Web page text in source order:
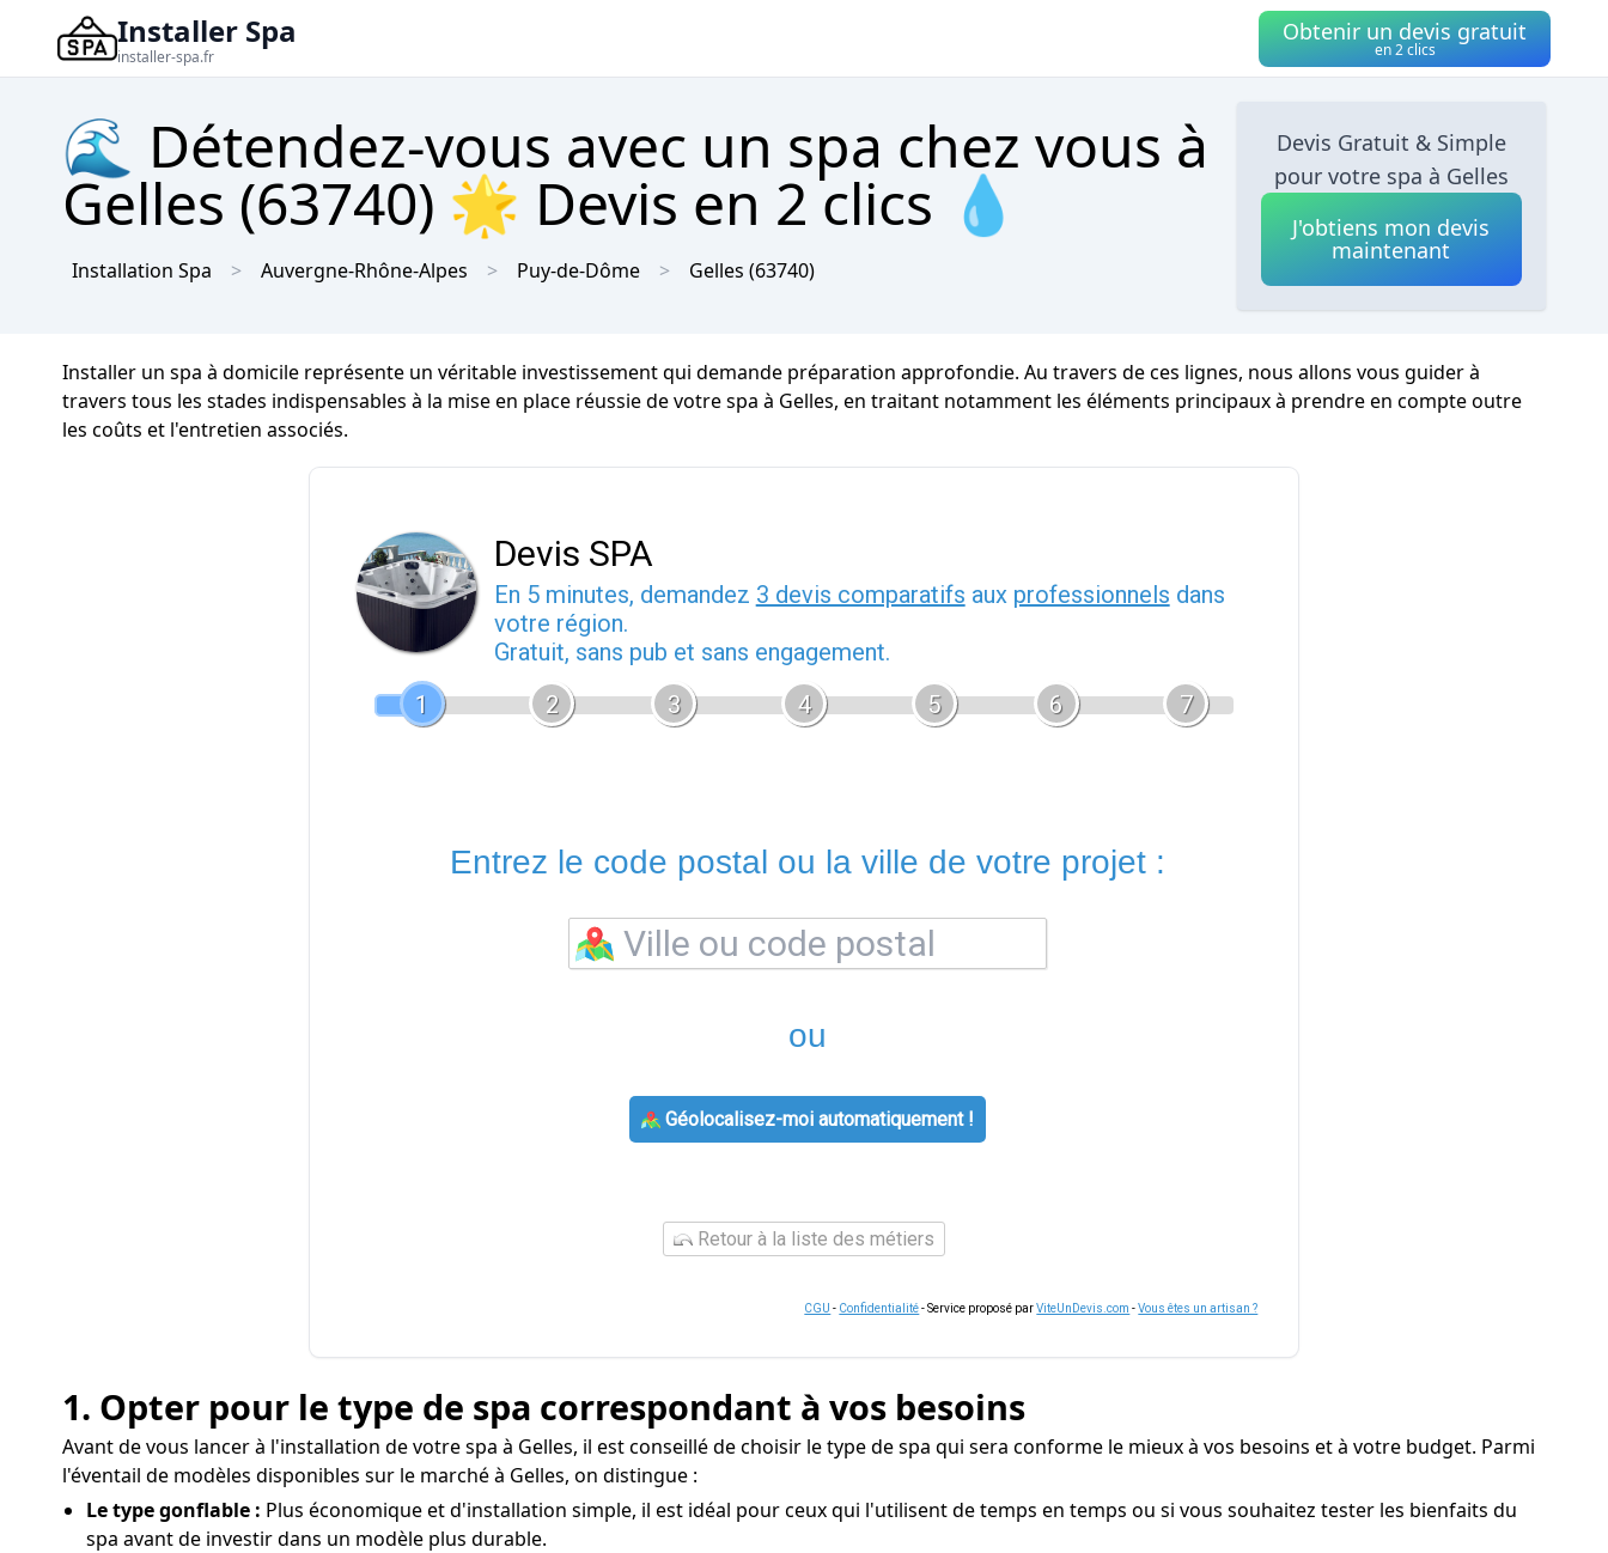
Installer Spa
installer-spa.fr
Obtenir un devis gratuit
en 2 clics
🌊 Détendez-vous avec un spa chez vous à
Gelles (63740) 🌟 Devis en 2 clics 💧
Installation Spa Auvergne-Rhône-Alpes Puy-de-Dôme Gelles (63740)
Devis Gratuit & Simple
pour votre spa à Gelles
J'obtiens mon devis
maintenant
Installer un spa à domicile représente un véritable investissement qui demande préparation approfondie. Au travers de ces lignes, nous allons vous guider à
travers tous les stades indispensables à la mise en place réussie de votre spa à Gelles, en traitant notamment les éléments principaux à prendre en compte outre
les coûts et l'entretien associés.
Devis SPA
En 5 minutes, demandez 3 devis comparatifs aux professionnels dans
votre région.
Gratuit, sans pub et sans engagement.
1
2 3 4 5 6 7
Entrez le code postal ou la ville de votre projet :
ou
Géolocalisez-moi automatiquement !
Retour à la liste des métiers
CGU - Confidentialité- Service proposé parViteUnDevis.com -Vous êtes un artisan ?
1. Opter pour le type de spa correspondant à vos besoins
Avant de vous lancer à l'installation de votre spa à Gelles, il est conseillé de choisir le type de spa qui sera conforme le mieux à vos besoins et à votre budget. Parmi
l'éventail de modèles disponibles sur le marché à Gelles, on distingue :
Le type gonflable : Plus économique et d'installation simple, il est idéal pour ceux qui l'utilisent de temps en temps ou si vous souhaitez tester les bienfaits du
spa avant de investir dans un modèle plus durable.